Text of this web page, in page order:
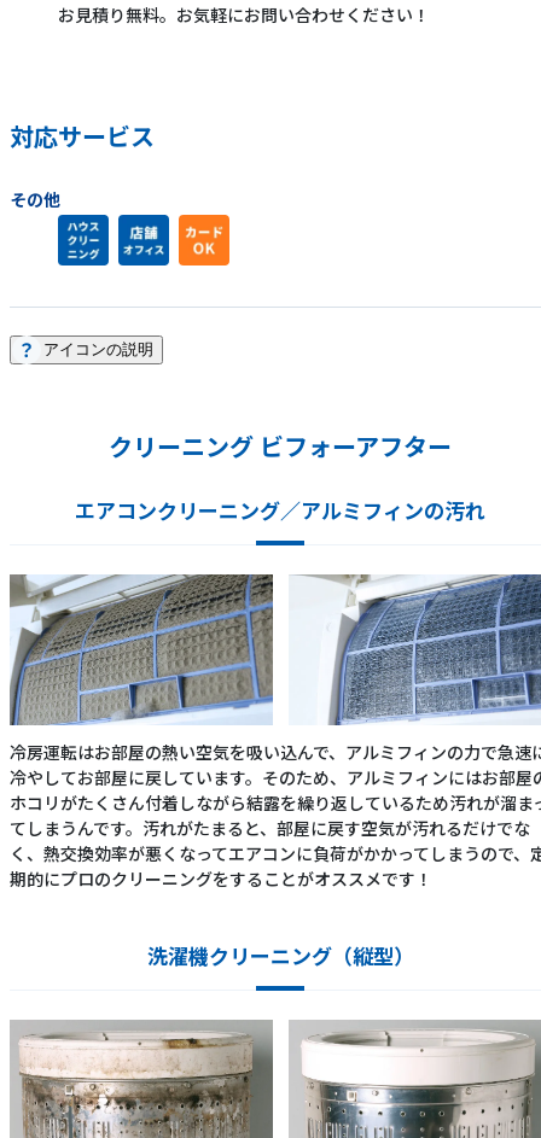
お見積り無料。お気軽にお問い合わせください！
対応サービス
その他
アイコンの説明
クリーニング ビフォーアフター
エアコンクリーニング／アルミフィンの汚れ
冷房運転はお部屋の熱い空気を吸い込んで、アルミフィンの力で急速
冷やしてお部屋に戻しています。そのため、アルミフィンにはお部屋
ホコリがたくさん付着しながら結露を繰り返しているため汚れが溜ま
てしまうんです。汚れがたまると、部屋に戻す空気が汚れるだけでな
く、熱交換効率が悪くなってエアコンに負荷がかかってしまうので、
期的にプロのクリーニングをすることがオススメです！
洗濯機クリーニング（縦型）